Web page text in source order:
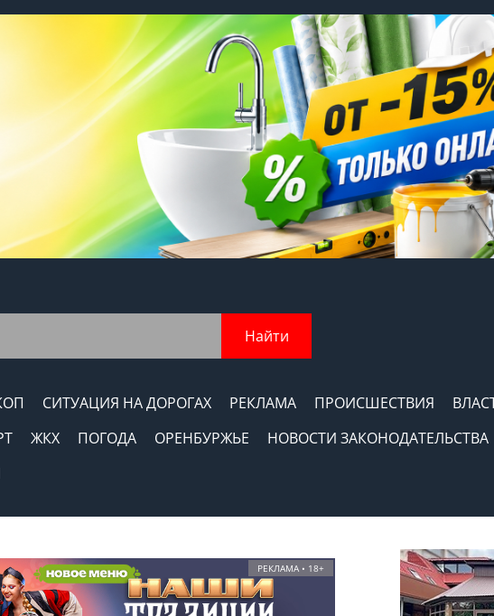
Найти
СИТУАЦИЯ НА ДОРОГАХ РЕКЛАМА ПРОИСШЕСТВИЯ
ЖКХ ПОГОДА ОРЕНБУРЖЬЕ
НОВОСТИ ЗАКОНОДАТЕЛЬСТВА
РЕКЛАМА • 18+